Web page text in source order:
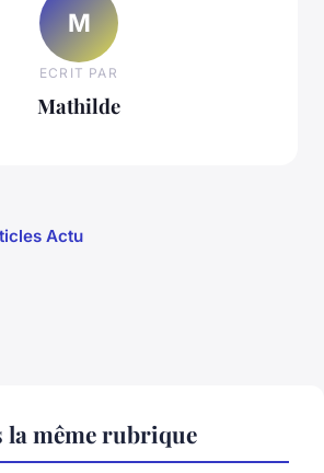
M
ECRIT PAR
Mathilde
Actu
même rubrique